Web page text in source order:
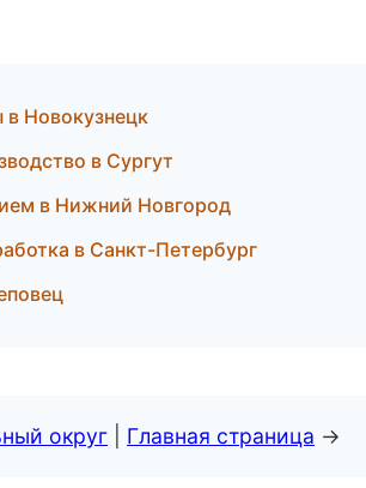
Новокузнецк
в Сургут
в Нижний Новгород
в Санкт-Петербург
округ Главная страница →